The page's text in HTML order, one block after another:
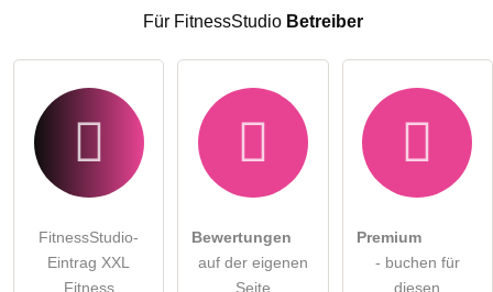
Besucher sichtbarFür FitnessStudio Betreiber
FitnessStudio-
Eintrag XXL
Fitness
Bewertungen
auf der eigenen
Seite
Premium
- buchen für
diesen